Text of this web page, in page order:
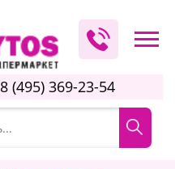
8 (495) 369-23-54